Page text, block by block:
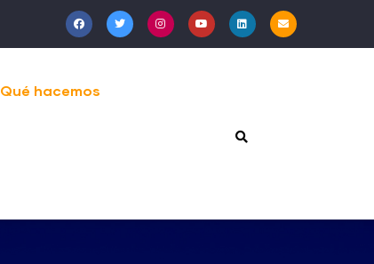
Qué hacemos